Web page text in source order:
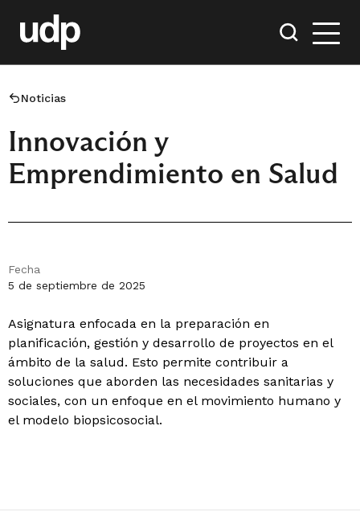
Noticias
Innovación y
Emprendimiento en Salud
Fecha
5 de septiembre de 2025
Asignatura enfocada en la preparación en
planificación, gestión y desarrollo de proyectos en el
ámbito de la salud. Esto permite contribuir a
soluciones que aborden las necesidades sanitarias y
sociales, con un enfoque en el movimiento humano y
el modelo biopsicosocial.